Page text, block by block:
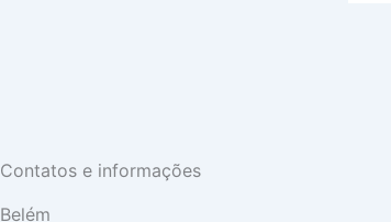
Contatos e informações
Belém